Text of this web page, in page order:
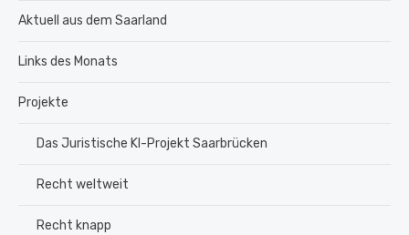
Aktuell aus dem Saarland
Links des Monats
Projekte
Das Juristische KI-Projekt Saarbrücken
Recht weltweit
Recht knapp